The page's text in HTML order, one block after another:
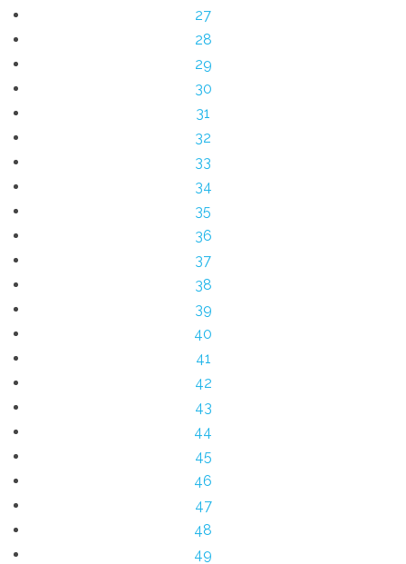
27
28
29
30
31
32
33
34
35
36
37
38
39
40
41
42
43
44
45
46
47
48
49